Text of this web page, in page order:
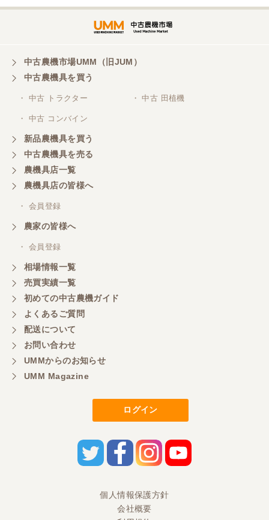
株式会社トミタモータース
三重県／株式会社 ケイ・エス・エンタープライズ
中古農機市場UMM（旧JUM）
中古農機具を買う
・ 中古 トラクター ・ 中古 田植機
・ 中古 コンバイン
新品農機具を買う
中古農機具を売る
農機具店一覧
農機具店の皆様へ
・ 会員登録
農家の皆様へ
・ 会員登録
相場情報一覧
売買実績一覧
初めての中古農機ガイド
よくあるご質問
配送について
お問い合わせ
UMMからのお知らせ
UMM Magazine
ログイン
個人情報保護方針
会社概要